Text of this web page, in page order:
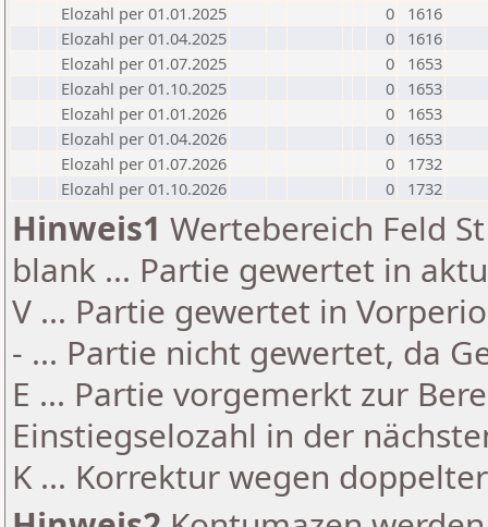
Elozahl per 01.01.2025
0
1616
Elozahl per 01.04.2025
0
1616
Elozahl per 01.07.2025
0
1653
Elozahl per 01.10.2025
0
1653
Elozahl per 01.01.2026
0
1653
Elozahl per 01.04.2026
0
1653
Elozahl per 01.07.2026
0
1732
Elozahl per 01.10.2026
0 1732
Hinweis1 Wertebereich Feld
blank ... Partie gewertet in
V ... Partie gewertet in
- ... Partie nicht gewertet, da
E ... Partie vorgemerkt zur
Einstiegselozahl in der
K ... Korrektur wegen